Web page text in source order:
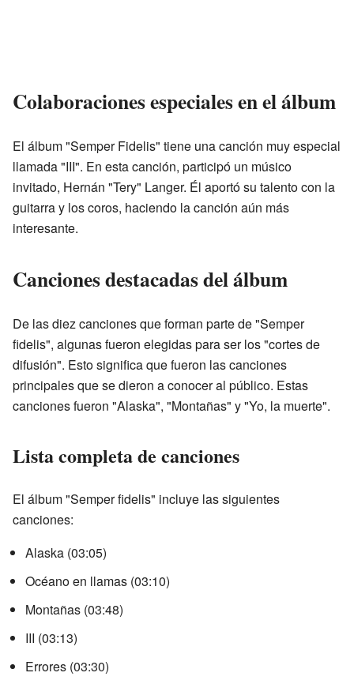
Colaboraciones especiales en el álbum
El álbum "Semper Fidelis" tiene una canción muy especial
llamada "III". En esta canción, participó un músico
invitado, Hernán "Tery" Langer. Él aportó su talento con la
guitarra y los coros, haciendo la canción aún más
interesante.
Canciones destacadas del álbum
De las diez canciones que forman parte de "Semper
fidelis", algunas fueron elegidas para ser los "cortes de
difusión". Esto significa que fueron las canciones
principales que se dieron a conocer al público. Estas
canciones fueron "Alaska", "Montañas" y "Yo, la muerte".
Lista completa de canciones
El álbum "Semper fidelis" incluye las siguientes
canciones:
Alaska (03:05)
Océano en llamas (03:10)
Montañas (03:48)
III (03:13)
Errores (03:30)